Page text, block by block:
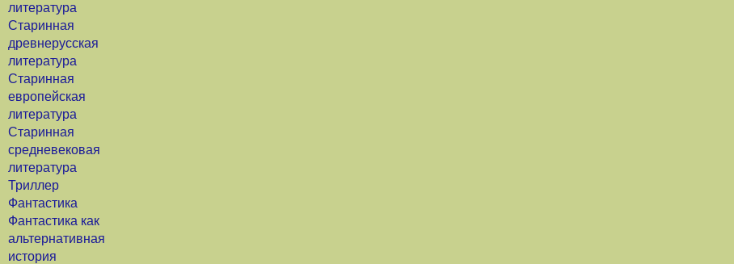
литература
Старинная
древнерусская
литература
Старинная
европейская
литература
Старинная
средневековая
литература
Триллер
Фантастика
Фантастика как
альтернативная
история